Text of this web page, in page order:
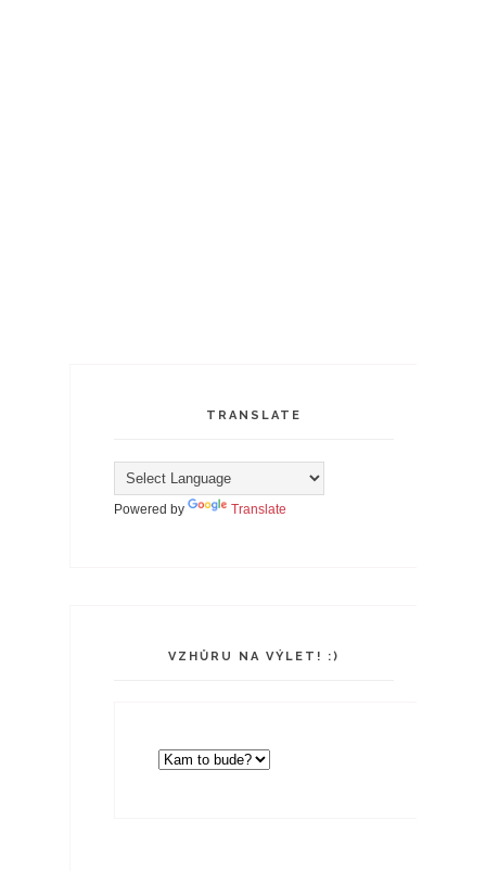
TRANSLATE
Powered by Translate
VZHŮRU NA VÝLET! :)